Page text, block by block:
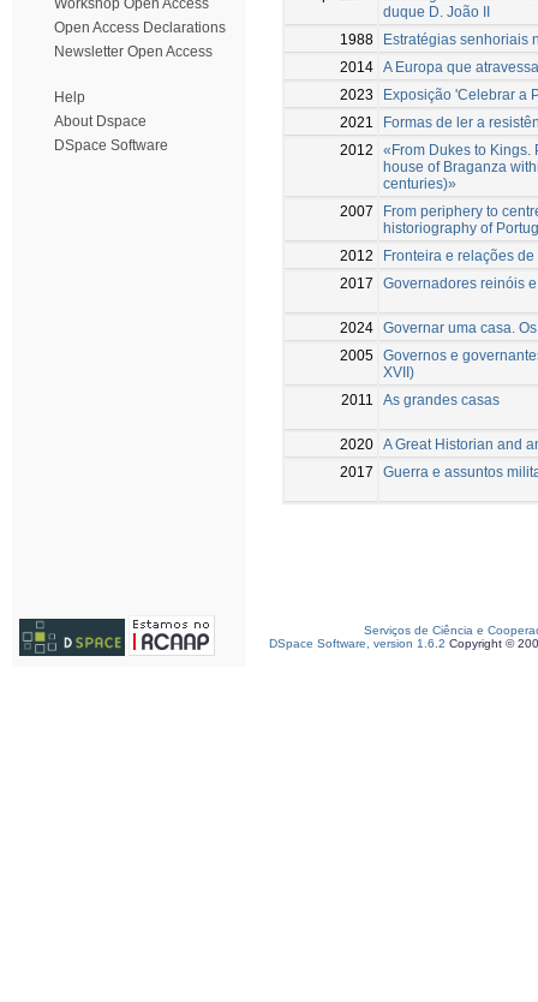
Workshop Open Access
Open Access Declarations
Newsletter Open Access
Help
About Dspace
DSpace Software
duque D. João II
1988
Estratégias senhoriais
2014 A Europa que
2023
Exposição 'Celebrar a
2021
Formas de ler a
2012
«From Dukes to Kings.
house of Braganza
centuries)»
2007
From periphery to
historiography of
2012
Fronteira e relações
2017
Governadores reinóis
2024 Governar uma casa.
2005 Governos e
XVII)
2011
As grandes casas
2020 A Great Historian and
2017
Guerra e assuntos
Serviços de Ciência e
DSpace Software, version 1.6.2 Copyright ©